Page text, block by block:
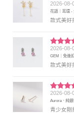
評分5
分 5
2026-08-
花語｜耳環 -
款式美好
評分5
分 5
2026-08-
GEM｜免後
款式美好
評分5
分 5
2026-08-
Aurora．純
青少女剛